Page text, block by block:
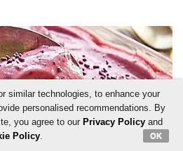
similar technologies, to enhance your
personalised recommendations. By
you agree to our Privacy Policyand
Policy. OK